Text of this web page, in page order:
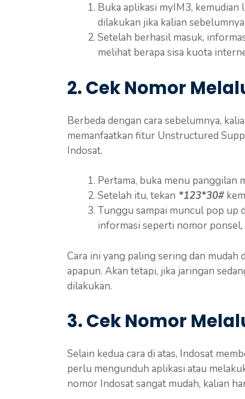
Buka aplikasi myIM3,
dilakukan jika kalian
Setelah berhasil masuk,
melihat berapa sisa kuota
2. Cek Nomor
Berbeda dengan cara sebelumnya,
memanfaatkan fitur Unstructured
Indosat.
Pertama, buka menu panggilan
Setelah itu, tekan *123*30#
Tunggu sampai muncul pop up
informasi seperti nomor ponsel,
Cara ini yang paling sering dan
apapun. Akan tetapi, jika jaringan
dilakukan.
3. Cek Nomor
Selain kedua cara di atas, Indosat
perlu mengunduh aplikasi atau
nomor Indosat sangat mudah, kalian